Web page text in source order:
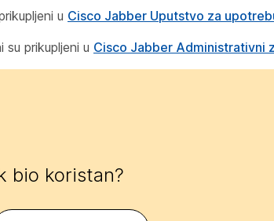
u Cisco Jabber Uputstvo za
prikupljeni u Cisco Jabber Administrativni
bio koristan?